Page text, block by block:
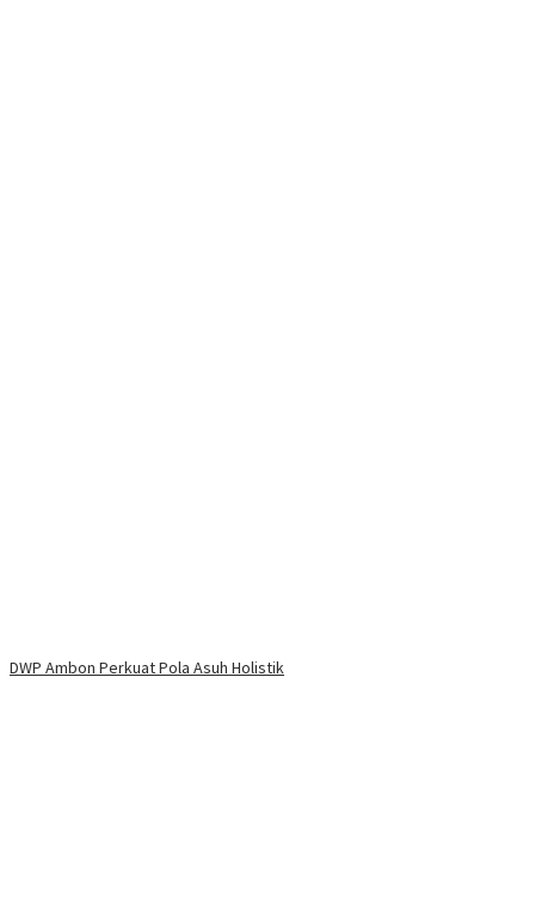
DWP Ambon Perkuat Pola Asuh Holistik